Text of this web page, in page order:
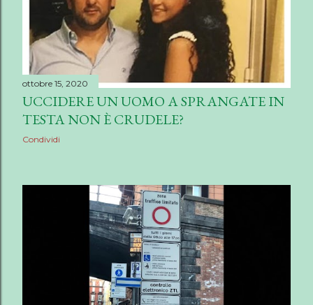
ottobre 15, 2020
UCCIDERE UN UOMO A SPRANGATE IN
TESTA NON È CRUDELE?
Condividi